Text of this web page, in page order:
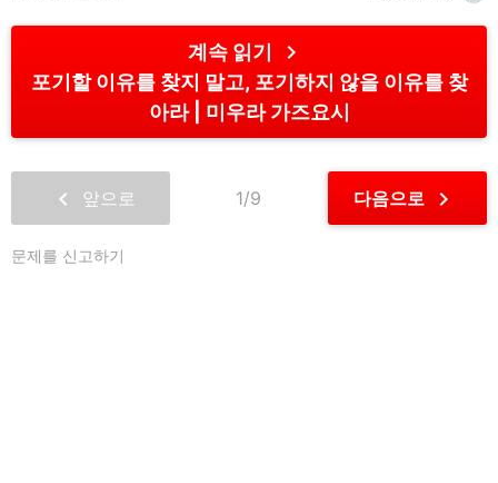
계속 읽기 chevron_right
포기할 이유를 찾지 말고, 포기하지 않을 이유를 찾
아라
미우라 가즈요시
chevron_left 앞으로 1/9 다음으로 chevron_right
문제를 신고하기